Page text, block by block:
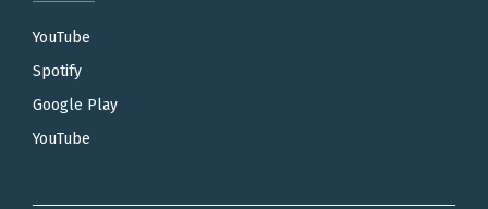
YouTube
Spotify
Google Play
YouTube